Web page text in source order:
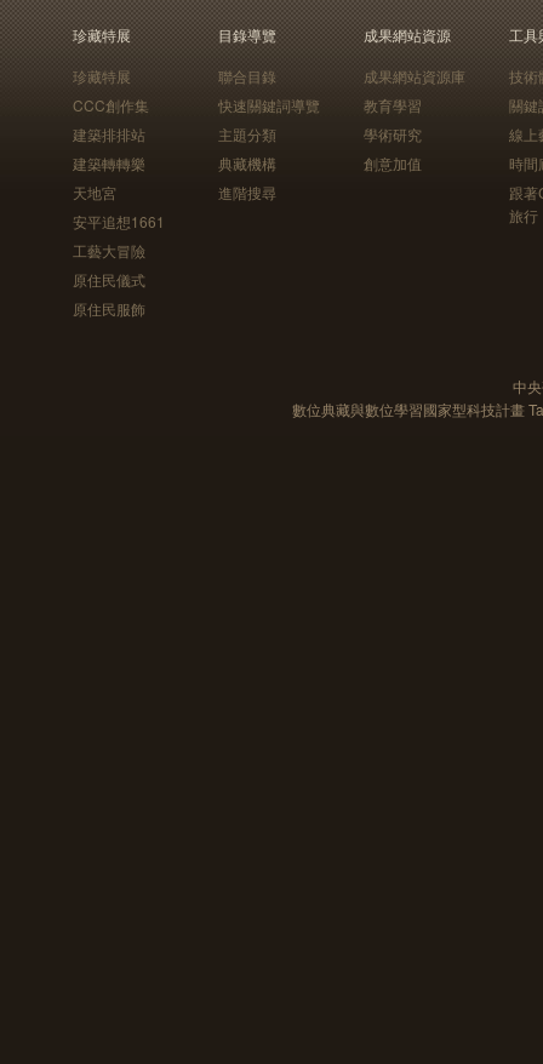
珍藏特展
珍藏特展
CCC創作集
建築排排站
建築轉轉樂
天地宮
安平追想1661
工藝大冒險
原住民儀式
原住民服飾
目錄導覽
聯合目錄
快速關鍵詞導覽
主題分類
典藏機構
進階搜尋
成果網站資源
成果網站資源庫
教育學習
學術研究
創意加值
工具
技術
關鍵
線上
時間
跟
旅行
中
數位典藏與數位學習國家型科技計畫